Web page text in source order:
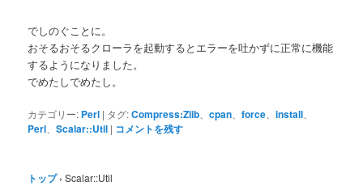
でしのぐことに。
おそるおそるクローラを起動するとエラーを吐かずに正常に機能
するようになりました。
でめたしでめたし。
カテゴリー: Perl | タグ:Compress:Zlib 、cpan 、force 、install
Perl 、Scalar::Util | コメントを残す
トップ › Scalar::Util